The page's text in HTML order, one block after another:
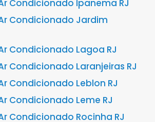
Condicionado Ipanema RJ
Condicionado Jardim
Condicionado Lagoa RJ
Condicionado Laranjeiras RJ
Condicionado Leblon RJ
Condicionado Leme RJ
Condicionado Rocinha RJ